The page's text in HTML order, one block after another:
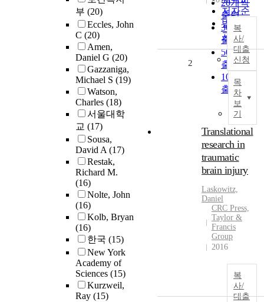
부 (20)
Eccles, John
C (20)
Amen,
Daniel G (20)
Gazzaniga,
Michael S (19)
Watson,
Charles (18)
서울대학
교 (17)
Sousa,
David A(17)
Restak,
Richard M.
(16)
Nolte, John
(16)
Kolb, Bryan
(16)
한국 (15)
New York
Academy of
Sciences (15)
Kurzweil,
Ray (15)
저자순
발행기
관순
20개씩
출력
30개씩
출력
50개씩
출력
100개씩
출력
복
사/
대출
신청
목
차
보
기
2
Translational
research in
traumatic
brain injury
Laskowitz,
Daniel
CRC Press,
Taylor &
Francis
Group
2016
복
사/
대출